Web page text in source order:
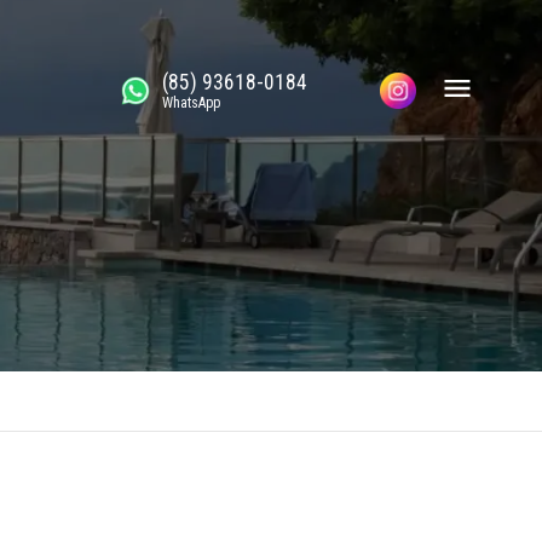
(85) 93618-0184
WhatsApp